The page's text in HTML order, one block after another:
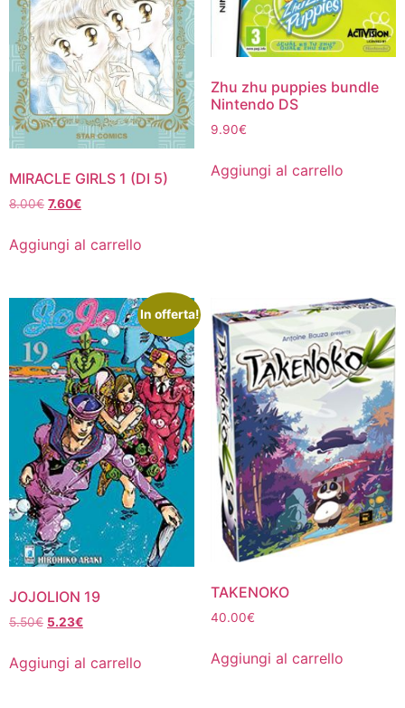
MIRACLE GIRLS 1 (DI 5)
8.00€ Il
originale
era:
7.60€Il
attuale
Aggiungi al carrello
Zhu zhu puppies bundle
Nintendo DS
9.90€
Aggiungi al carrello
In offerta!
JOJOLION 19
5.50€ Il
originale
era:
5.23€Il
attuale
Aggiungi al carrello
TAKENOKO
40.00€
Aggiungi al carrello